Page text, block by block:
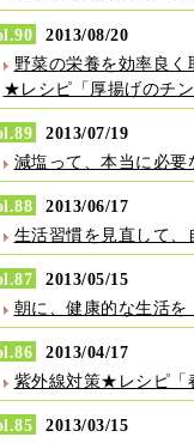
2013/08/20
野菜の栄養を効率良く
★レシピ「厚揚げのチ
2013/07/19
減塩って、本当に必
2013/06/17
生活習慣を見直して
2013/05/15
朝に、健康的な生活
2013/04/17
紫外線対策★レシピ「
2013/03/15